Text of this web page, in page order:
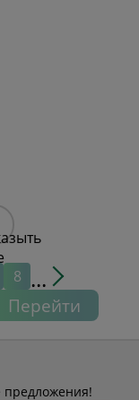
8 ...
Перейти